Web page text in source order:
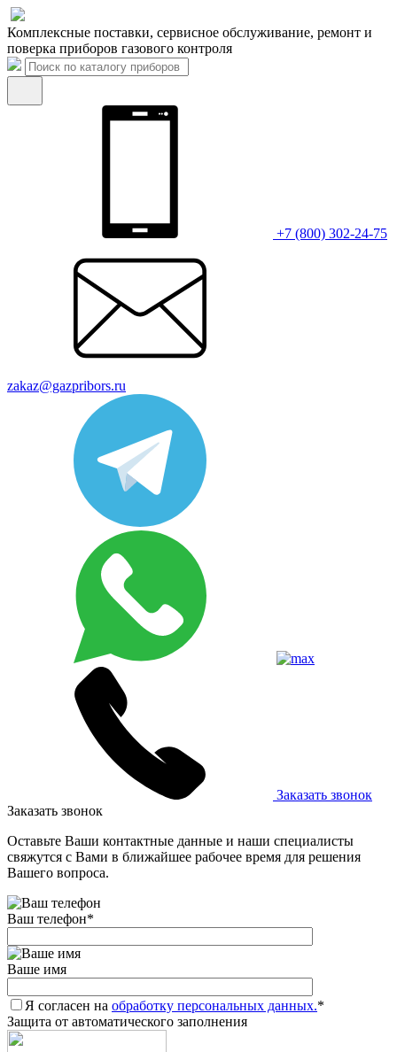
Комплексные поставки, сервисное обслуживание, ремонт и
поверка приборов газового контроля
+7 (800) 302-24-75
zakaz@gazpribors.ru
Заказать звонок
Заказать звонок
Оставьте Ваши контактные данные и наши специалисты
свяжутся с Вами в ближайшее рабочее время для решения
Вашего вопроса.
Ваш телефон*
Ваше имя
Я согласен на обработку персональных данных.*
Защита от автоматического заполнения